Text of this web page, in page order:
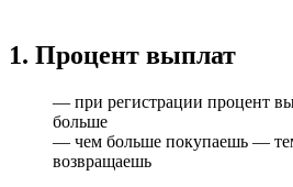
1. Процент выплат
— при регистрации процент
больше
— чем больше покупаешь —
возвращаешь